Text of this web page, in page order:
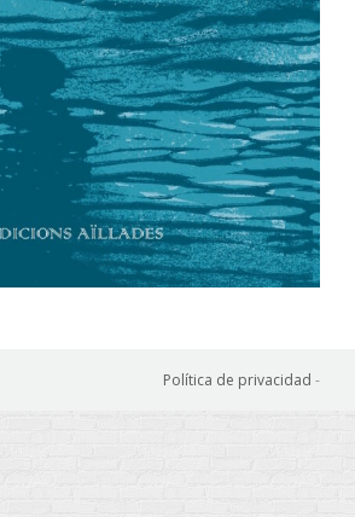
Política de privacidad -